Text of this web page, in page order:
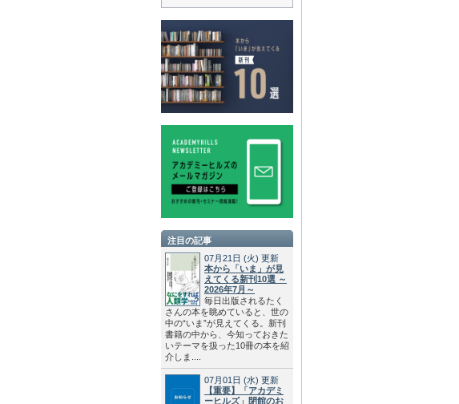
注目の記事
07月21日 (火) 更新
本から「いま」が見
えてくる新刊10選 ～
2026年7月～
毎日出版されるたく
さんの本を眺めていると、世の
中の“いま”が見えてくる。新刊
書籍の中から、今知っておきた
いテーマを扱った10冊の本を紹
介しま....
07月01日 (水) 更新
【重要】「アカデミ
ーヒルズ」閉館のお